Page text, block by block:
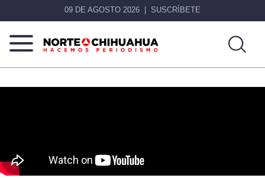
09 DE AGOSTO 2026 SUSCRÍBETE
Norte
Más
que